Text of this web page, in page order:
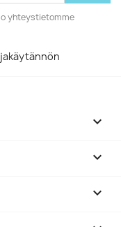
yhteystietomme


